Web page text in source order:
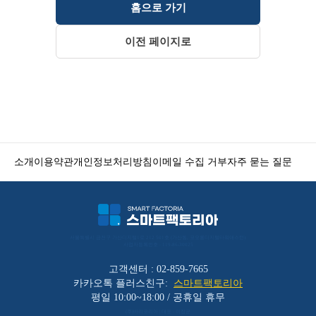
홈으로 가기
이전 페이지로
소개 이용약관개인정보처리방침 이메일 수집 거부자주 묻는 질문
고객센터 : 02-859-7665
카카오톡 플러스친구:
스마트팩토리아
평일 10:00~18:00 / 공휴일 휴무